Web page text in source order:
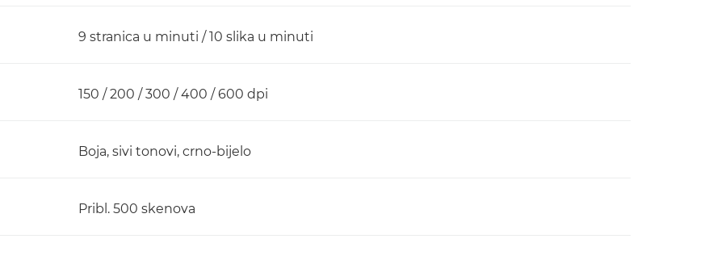
9 stranica u minuti / 10 slika u minuti
150 / 200 / 300 / 400 / 600 dpi
Boja, sivi tonovi, crno-bijelo
Pribl. 500 skenova